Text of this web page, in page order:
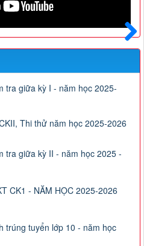
Sau
tra giữa kỳ I - năm học 2025-
Thi thử năm học 2025-2026
tra giữa kỳ II - năm học 2025 -
CK1 - NĂM HỌC 2025-2026
trúng tuyển lớp 10 - năm học